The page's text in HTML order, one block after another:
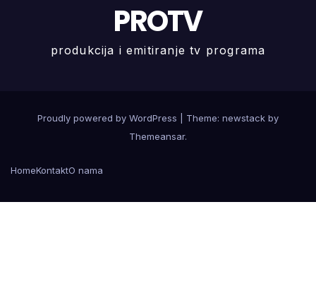
PROTV
produkcija i emitiranje tv programa
Proudly powered by WordPress
Theme: newstack by
Themeansar.
HomeKontaktO nama